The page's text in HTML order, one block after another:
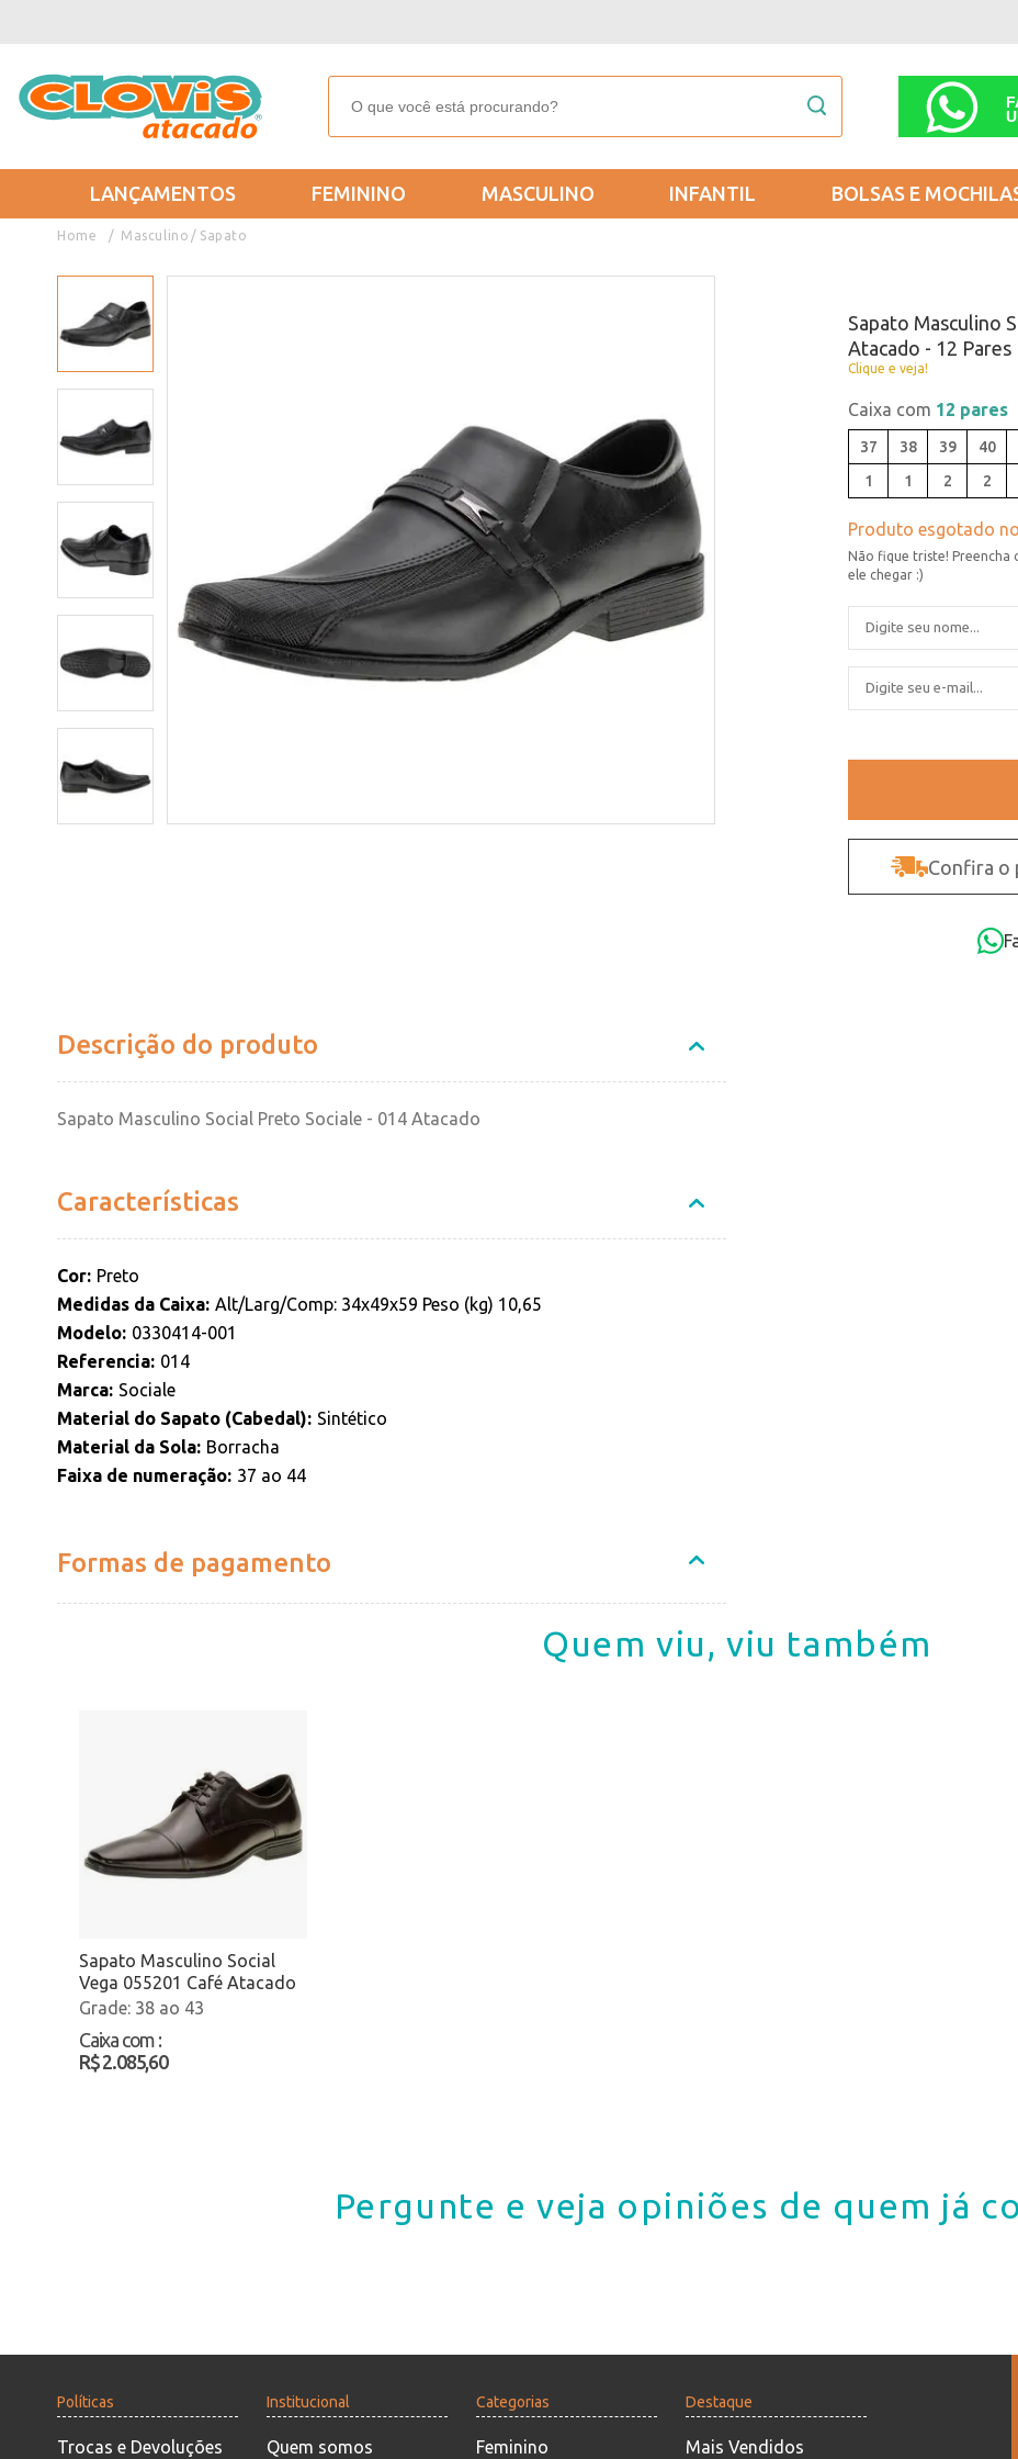
LANÇAMENTOS FEMININO MASCULINO INFANTIL BOLSAS E
Masculino Sapato
Sapato Masculino
Atacado - 12 Pares
Clique e veja!
Caixa com 12 pares
37 38 39 40
1
1 2 2
Confira o
Descrição do produto
Sapato Masculino Social Preto Sociale - 014 Atacado
Características
Cor Preto
Medidas da Caixa Alt/Larg/Comp: 34x49x59 Peso (kg) 10,65
Modelo 0330414-001
Referencia 014
Marca Sociale
Material do Sapato (Cabedal)
Sintético
Material da Sola Borracha
Faixa de numeração 37 ao 44
Formas de pagamento
Quem viu, viu também
Sapato Masculino Social
Vega 055201 Café Atacado
38 ao 43
Caixa com :
R$ 2.085,60
Pergunte e veja opiniões de quem já
Políticas
Trocas e Devoluções
Institucional
Quem somos
Categorias
Feminino
Destaque
Mais Vendidos